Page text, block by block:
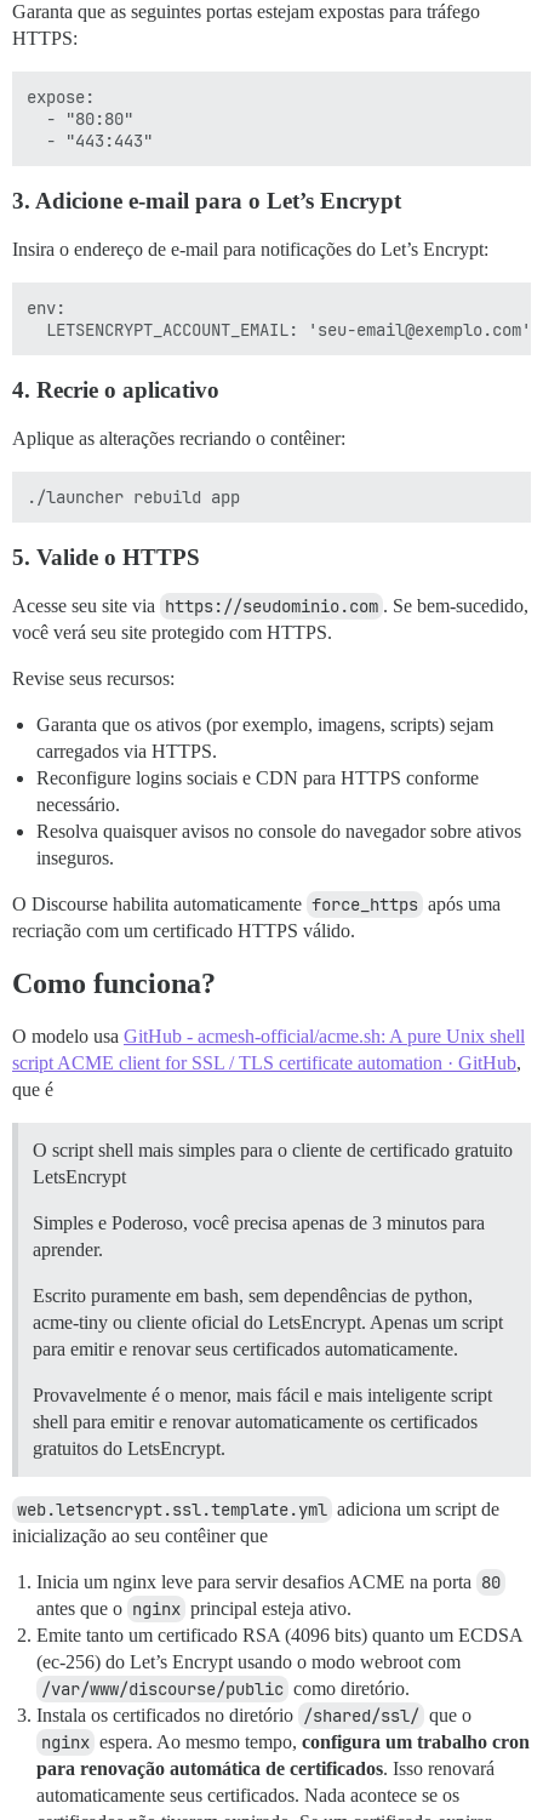
Garanta que as seguintes portas estejam expostas para tráfego
HTTPS:
expose:
  - "80:80"
3. Adicione e-mail para o Let’s Encrypt
Insira o endereço de e-mail para notificações do Let’s Encrypt:
env:
4. Recrie o aplicativo
Aplique as alterações recriando o contêiner:
5. Valide o HTTPS
Acesse seu site via https://seudominio.com . Se bem-sucedido,
você verá seu site protegido com HTTPS.
Revise seus recursos:
Garanta que os ativos (por exemplo, imagens, scripts) sejam
carregados via HTTPS.
Reconfigure logins sociais e CDN para HTTPS conforme
necessário.
Resolva quaisquer avisos no console do navegador sobre ativos
inseguros.
O Discourse habilita automaticamente force_https após uma
recriação com um certificado HTTPS válido.
Como funciona?
O modelo usa GitHub - acmesh-official/acme.sh: A pure Unix shell
script ACME client for SSL / TLS certificate automation · GitHub,
que é
O script shell mais simples para o cliente de certificado gratuito
LetsEncrypt
Simples e Poderoso, você precisa apenas de 3 minutos para
aprender.
Escrito puramente em bash, sem dependências de python,
acme-tiny ou cliente oficial do LetsEncrypt. Apenas um script
para emitir e renovar seus certificados automaticamente.
Provavelmente é o menor, mais fácil e mais inteligente script
shell para emitir e renovar automaticamente os certificados
gratuitos do LetsEncrypt.
web.letsencrypt.ssl.template.yml adiciona um script de
inicialização ao seu contêiner que
Inicia um nginx leve para servir desafios ACME na porta 80
antes que o nginx principal esteja ativo.
Emite tanto um certificado RSA (4096 bits) quanto um ECDSA
(ec-256) do Let’s Encrypt usando o modo webroot com
/var/www/discourse/public como diretório.
Instala os certificados no diretório /shared/ssl/ que o
nginx espera. Ao mesmo tempo, configura um trabalho cron
para renovação automática de certificados. Isso renovará
automaticamente seus certificados. Nada acontece se os